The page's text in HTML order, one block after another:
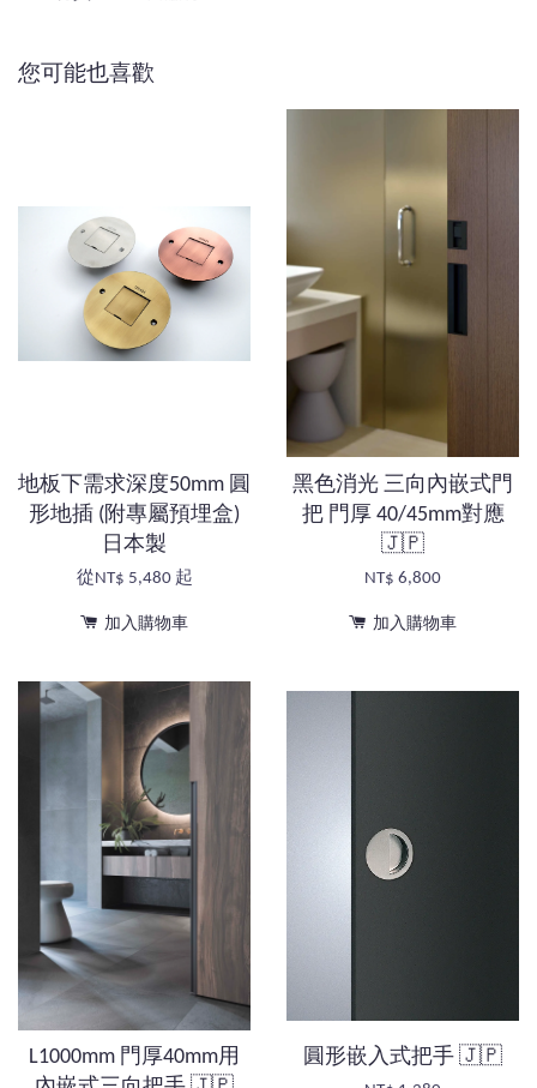
您可能也喜歡
地板下需求深度50mm 圓
形地插 (附專屬預埋盒)
日本製
從NT$ 5,480 起
加入購物車
黑色消光 三向內嵌式門
把 門厚 40/45mm對應
🇯🇵
NT$ 6,800
加入購物車
L1000mm 門厚40mm用
圓形嵌入式把手 🇯🇵